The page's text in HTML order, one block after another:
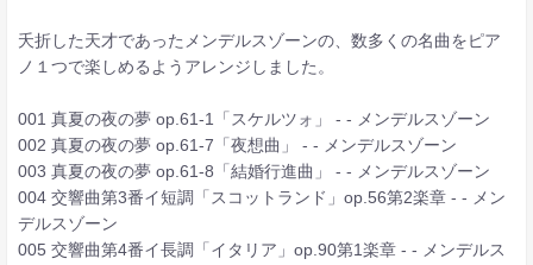
夭折した天才であったメンデルスゾーンの、数多くの名曲をピア
ノ１つで楽しめるようアレンジしました。
001 真夏の夜の夢 op.61-1「スケルツォ」 - - メンデルスゾーン
002 真夏の夜の夢 op.61-7「夜想曲」 - - メンデルスゾーン
003 真夏の夜の夢 op.61-8「結婚行進曲」 - - メンデルスゾーン
004 交響曲第3番イ短調「スコットランド」op.56第2楽章 - - メン
デルスゾーン
005 交響曲第4番イ長調「イタリア」op.90第1楽章 - - メンデルス